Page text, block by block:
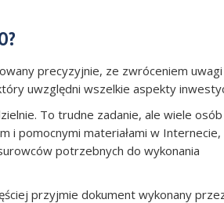
precyzyjnie, ze zwróceniem uwagi
uwzględni wszelkie aspekty
To trudne zadanie, ale wiele
i pomocnymi materiałami w
potrzebnych do wykonania
przyjmie dokument wykonany